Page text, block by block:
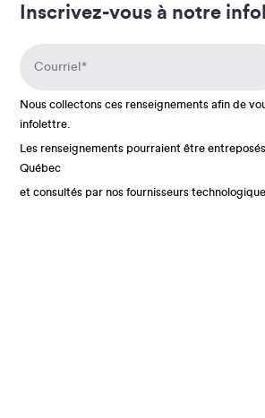
Inscrivez-vous à notre
Nous collectons ces renseignements afin de
infolettre.
Les renseignements pourraient être
Québec
et consultés par nos fournisseurs